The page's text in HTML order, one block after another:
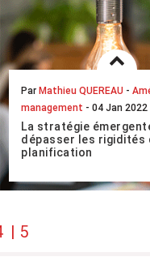
Par Mathieu QUEREAU -
management - 04 Jan 2022
La stratégie
dépasser les rigidités
planification
management, offre un
commerciales lorsqu’on
profit. Bien que la
5